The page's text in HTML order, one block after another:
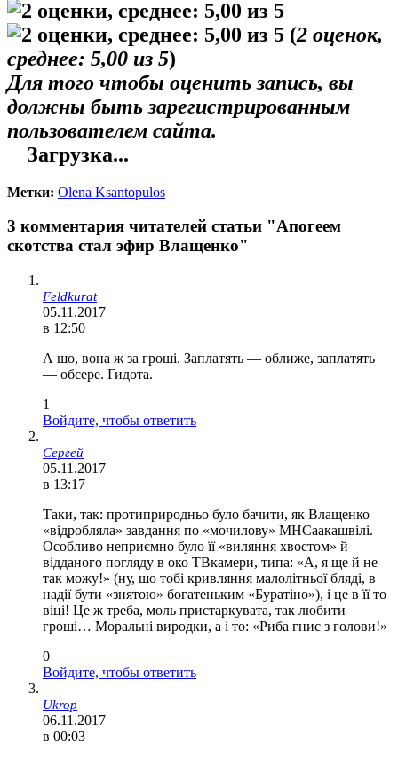
(2 оценок,
среднее: 5,00 из 5)
Для того чтобы оценить запись, вы
должны быть зарегистрированным
пользователем сайта.
Загрузка...
Метки: Olena Ksantopulos
3 комментария читателей статьи "Апогеем
скотства стал эфир Влащенко"
Feldkurat
05.11.2017
в 12:50
А шо, вона ж за гроші. Заплатять — оближе, заплатять
— обсере. Гидота.
1
Войдите, чтобы ответить
Сергей
05.11.2017
в 13:17
Таки, так: протиприродньо було бачити, як Влащенко
«відробляла» завдання по «мочилову» МНСаакашвілі.
Особливо неприємно було її «виляння хвостом» й
відданого погляду в око ТВкамери, типа: «А, я ще й не
так можу!» (ну, шо тобі кривляння малолітньої бляді, в
надії бути «знятою» богатеньким «Буратіно»), і це в її то
віці! Це ж треба, моль пристаркувата, так любити
гроші… Моральні виродки, а і то: «Риба гниє з голови!»
0
Войдите, чтобы ответить
Ukrop
06.11.2017
в 00:03